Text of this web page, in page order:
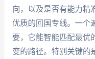
向，以及是否有能力精
优质的回国专线。一个
要，它能智能匹配最优
变的路径。特别关键的